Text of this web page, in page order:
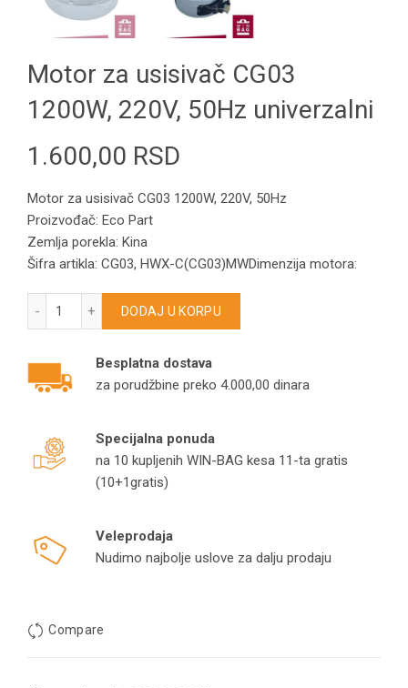
Motor za usisivač CG03
1200W, 220V, 50Hz univerzalni
1.600,00 RSD
Motor za usisivač CG03 1200W, 220V, 50Hz
Proizvođač: Eco Part
Zemlja porekla: Kina
Šifra artikla: CG03, HWX-C(CG03)MWDimenzija motora:
Motor za usisivač CG03 1200W, 220V, 50Hz univerzalni
DODAJ U KORPU
Besplatna dostava
za porudžbine preko 4.000,00 dinara
Specijalna ponuda
na 10 kupljenih WIN-BAG kesa 11-ta gratis
(10+1gratis)
Veleprodaja
Nudimo najbolje uslove za dalju prodaju
Compare